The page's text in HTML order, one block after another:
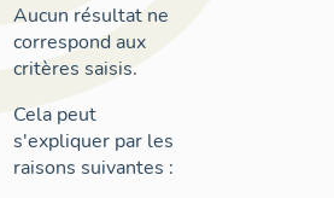
Aucun résultat ne
correspond aux
critères saisis.
Cela peut
s'expliquer par les
raisons suivantes :